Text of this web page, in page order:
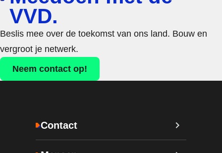
VVD.
Beslis mee over de toekomst van ons land. Bouw en
vergroot je netwerk.
Neem contact op!
Contact